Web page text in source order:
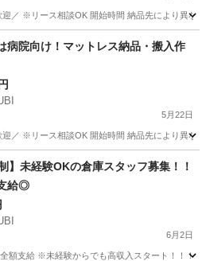
／ ※リース相談OK 開始時間 納品先により異
設
病院向け！マットレス納品・搬入作
5月22日
／ ※リース相談OK 開始時間 納品先により異
護施設
】未経験OKの倉庫スタッフ募集！！
給◎
6月2日
全額支給 ※未経験からでも高収入スタート！